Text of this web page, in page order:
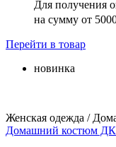
Для получения
на сумму от
Перейти в товар
новинка
Женская одежда /
Домашний костюм